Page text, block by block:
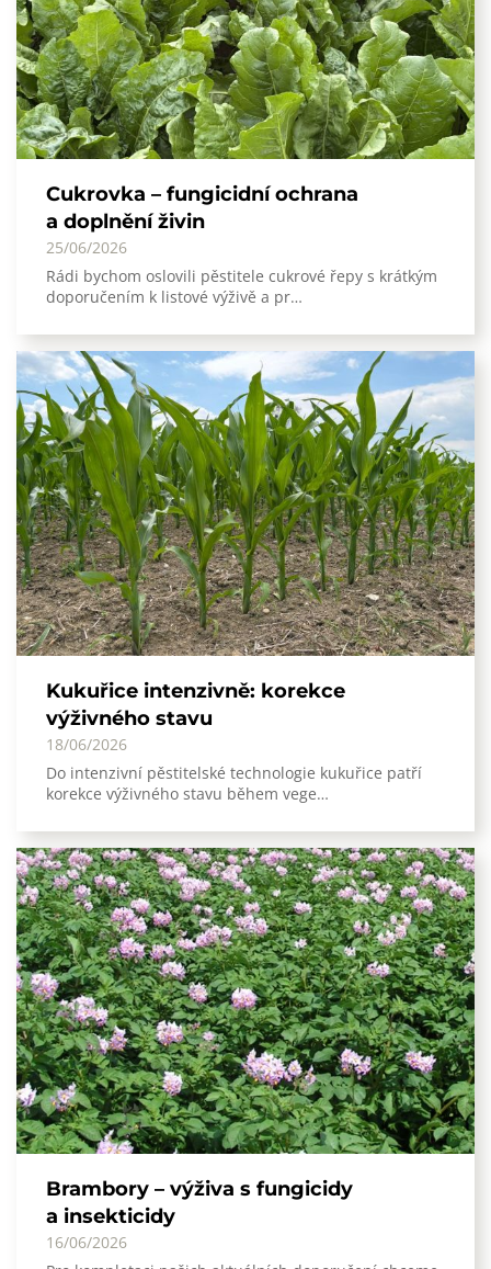
Cukrovka – fungicidní ochrana
a doplnění živin
25/06/2026
Rádi bychom oslovili pěstitele cukrové řepy s krátkým
doporučením k listové výživě a pr…
Kukuřice intenzivně: korekce
výživného stavu
18/06/2026
Do intenzivní pěstitelské technologie kukuřice patří
korekce výživného stavu během vege…
Brambory – výživa s fungicidy
a insekticidy
16/06/2026